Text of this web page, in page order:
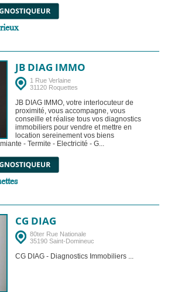
JB DIAG IMMO
1 Rue Verlaine
31120 Roquettes
JB DIAG IMMO, votre interlocuteur de
proximité, vous accompagne, vous
conseille et réalise tous vos diagnostics
immobiliers pour vendre et mettre en
location sereinement vos biens
- Termite - Electricité - G...
CG DIAG
80ter Rue Nationale
35190 Saint-Domineuc
CG DIAG - Diagnostics Immobiliers ...